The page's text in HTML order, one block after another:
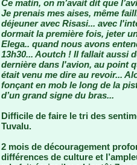
Ce matin, on m’avait dit que
Je prenais mes aises, même
déjeuner avec Risasi... avec
dormait la première fois, jeter
Elega.. quand nous avons
13h30... Aoutch ! Il fallait aussi
dernière dans l'avion, au point
était venu me dire au revoir...
fonçant en mob le long de la
d’un grand signe du bras...
Difficile de faire le tri des
Tuvalu.
2 mois de découragement
différences de culture et